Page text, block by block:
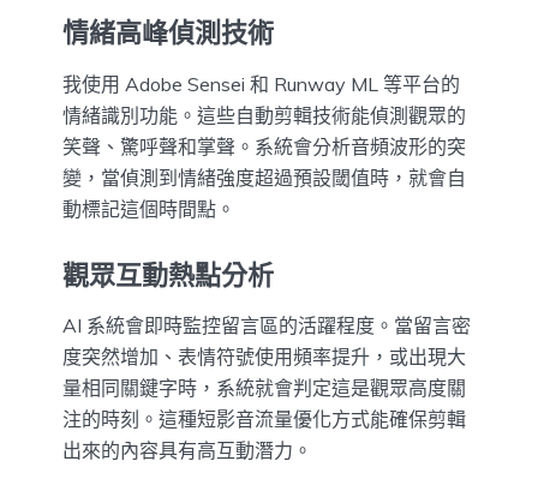
情緒高峰偵測技術
我使用 Adobe Sensei 和 Runway ML 等平台的
情緒識別功能。這些自動剪輯技術能偵測觀眾的
笑聲、驚呼聲和掌聲。系統會分析音頻波形的突
變，當偵測到情緒強度超過預設閾值時，就會自
動標記這個時間點。
觀眾互動熱點分析
AI 系統會即時監控留言區的活躍程度。當留言密
度突然增加、表情符號使用頻率提升，或出現大
量相同關鍵字時，系統就會判定這是觀眾高度關
注的時刻。這種短影音流量優化方式能確保剪輯
出來的內容具有高互動潛力。